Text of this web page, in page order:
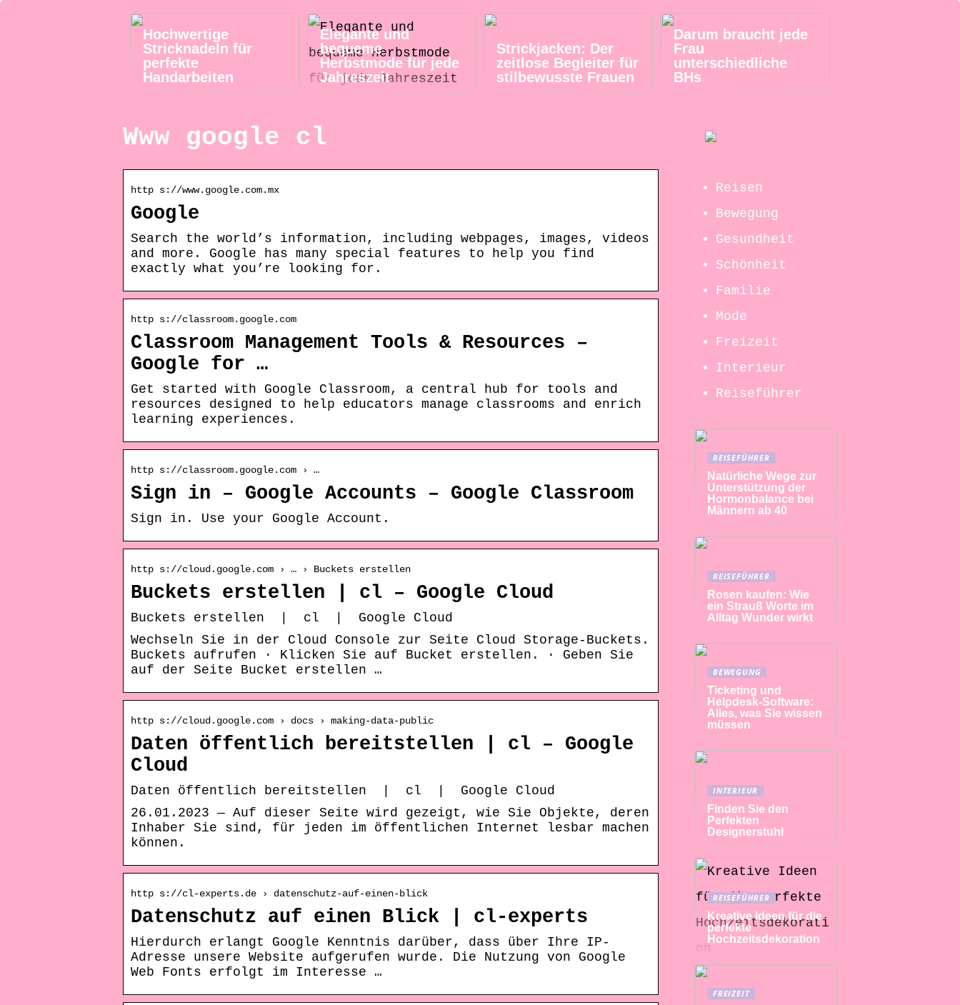
Hochwertige
Stricknadeln für
perfekte
Handarbeiten
Elegante und
bequeme
Herbstmode für jede
Jahreszeit
Strickjacken: Der
zeitlose Begleiter für
stilbewusste Frauen
Darum braucht jede
Frau
unterschiedliche
BHs
Www google cl
http s://www.google.com.mx
Google
Search the world’s information, including webpages, images, videos
and more. Google has many special features to help you find
exactly what you’re looking for.
http s://classroom.google.com
Classroom Management Tools & Resources –
Google for …
Get started with Google Classroom, a central hub for tools and
resources designed to help educators manage classrooms and enrich
learning experiences.
http s://classroom.google.com › …
Sign in – Google Accounts – Google Classroom
Sign in. Use your Google Account.
http s://cloud.google.com › … › Buckets erstellen
Buckets erstellen | cl – Google Cloud
Buckets erstellen | cl | Google Cloud
Wechseln Sie in der Cloud Console zur Seite Cloud Storage-Buckets.
Buckets aufrufen · Klicken Sie auf Bucket erstellen. · Geben Sie
auf der Seite Bucket erstellen …
http s://cloud.google.com › docs › making-data-public
Daten öffentlich bereitstellen | cl – Google
Cloud
Daten öffentlich bereitstellen | cl | Google Cloud
26.01.2023 — Auf dieser Seite wird gezeigt, wie Sie Objekte, deren
Inhaber Sie sind, für jeden im öffentlichen Internet lesbar machen
können.
http s://cl-experts.de › datenschutz-auf-einen-blick
Datenschutz auf einen Blick | cl-experts
Hierdurch erlangt Google Kenntnis darüber, dass über Ihre IP-
Adresse unsere Website aufgerufen wurde. Die Nutzung von Google
Web Fonts erfolgt im Interesse …
Reisen
Bewegung
Gesundheit
Schönheit
Familie
Mode
Freizeit
Interieur
Reiseführer
REISEFÜHRER
Natürliche Wege zur
Unterstützung der
Hormonbalance bei
Männern ab 40
REISEFÜHRER
Rosen kaufen: Wie
ein Strauß Worte im
Alltag Wunder wirkt
BEWEGUNG
Ticketing und
Helpdesk-Software:
Alles, was Sie wissen
müssen
INTERIEUR
Finden Sie den
Perfekten
Designerstuhl
REISEFÜHRER
Kreative Ideen für die
perfekte
Hochzeitsdekoration
FREIZEIT